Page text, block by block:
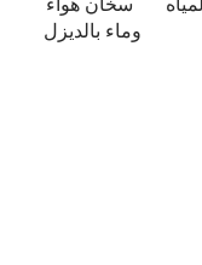
وماء بالديزل